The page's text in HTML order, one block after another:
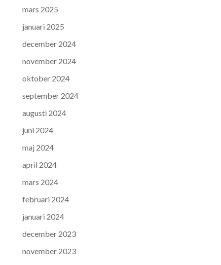
mars 2025
januari 2025
december 2024
november 2024
oktober 2024
september 2024
augusti 2024
juni 2024
maj 2024
april 2024
mars 2024
februari 2024
januari 2024
december 2023
november 2023